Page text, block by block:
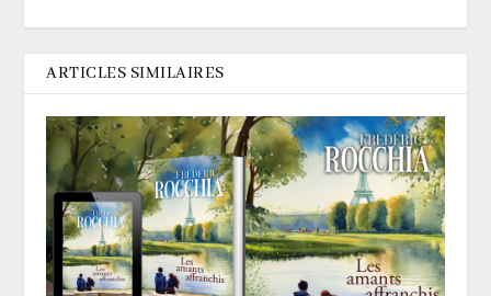
ARTICLES SIMILAIRES